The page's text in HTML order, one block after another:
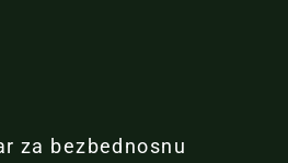
za bezbednosnu